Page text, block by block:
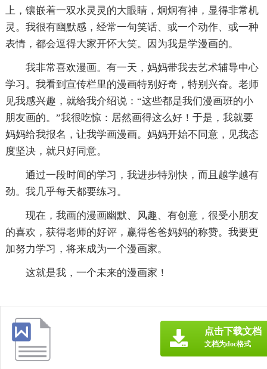
上，镶嵌着一双水灵灵的大眼睛，炯炯有神，显得非常机
灵。我很有幽默感，经常一句笑话、或一个动作、或一种
表情，都会逗得大家开怀大笑。因为我是学漫画的。
我非常喜欢漫画。有一天，妈妈带我去艺术辅导中心
学习。我看到宣传栏里的漫画特别好奇，特别兴奋。老师
见我感兴趣，就给我介绍说：“这些都是我们漫画班的小
朋友画的。”我很吃惊：居然画得这么好！于是，我就要
妈妈给我报名，让我学画漫画。妈妈开始不同意，见我态
度坚决，就只好同意。
通过一段时间的学习，我进步特别快，而且越学越有
劲。我几乎每天都要练习。
现在，我画的漫画幽默、风趣、有创意，很受小朋友
的喜欢，获得老师的好评，赢得爸爸妈妈的称赞。我要更
加努力学习，将来成为一个漫画家。
这就是我，一个未来的漫画家！
点击下载文档
文档为doc格式